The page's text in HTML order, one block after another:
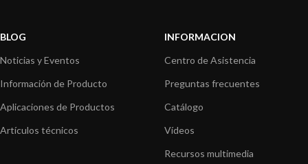
BLOG
Noticias y Eventos
Información de Producto
Aplicaciones de Productos
Artículos técnicos
INFORMACION
Centro de Asistencia
Preguntas frecuentes
Catálogo
Vídeos
Recursos multimedia